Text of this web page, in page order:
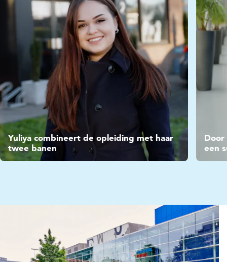
Video
Yuliya combineert de opleiding met haar
twee banen
Video
Door
een